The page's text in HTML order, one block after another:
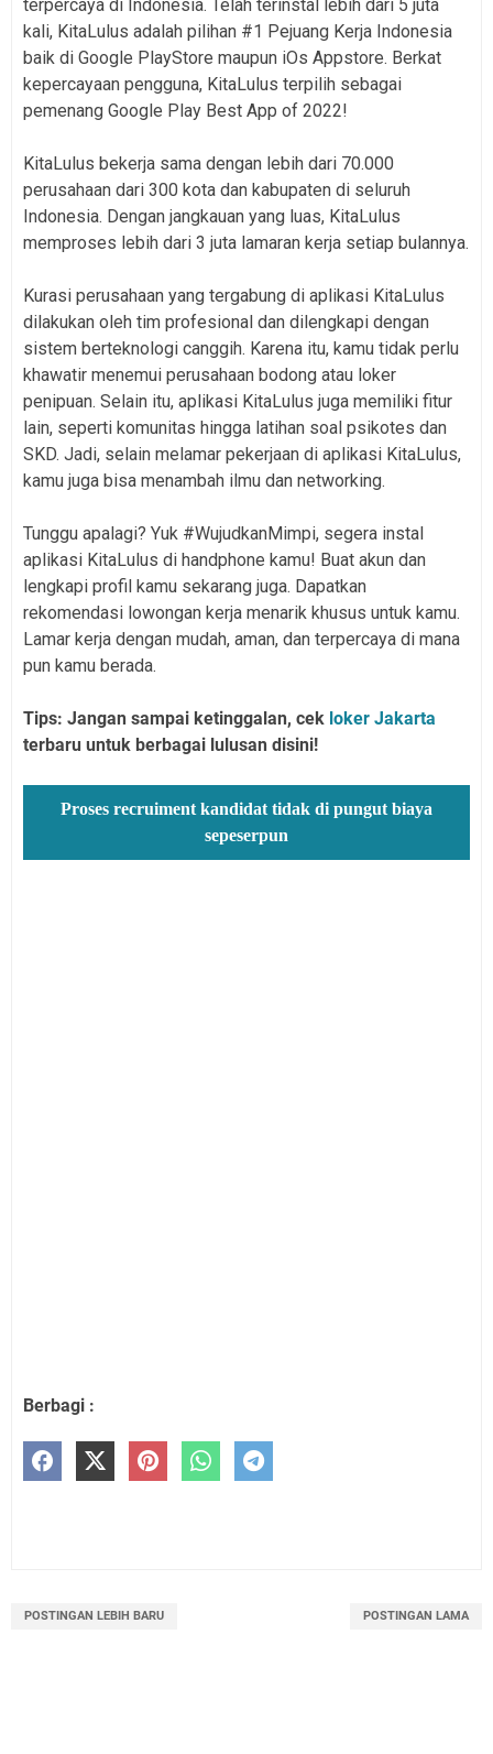
terpercaya di Indonesia. Telah terinstal lebih dari 5 juta
kali, KitaLulus adalah pilihan #1 Pejuang Kerja Indonesia
baik di Google PlayStore maupun iOs Appstore. Berkat
kepercayaan pengguna, KitaLulus terpilih sebagai
pemenang Google Play Best App of 2022!
KitaLulus bekerja sama dengan lebih dari 70.000
perusahaan dari 300 kota dan kabupaten di seluruh
Indonesia. Dengan jangkauan yang luas, KitaLulus
memproses lebih dari 3 juta lamaran kerja setiap bulannya.
Kurasi perusahaan yang tergabung di aplikasi KitaLulus
dilakukan oleh tim profesional dan dilengkapi dengan
sistem berteknologi canggih. Karena itu, kamu tidak perlu
khawatir menemui perusahaan bodong atau loker
penipuan. Selain itu, aplikasi KitaLulus juga memiliki fitur
lain, seperti komunitas hingga latihan soal psikotes dan
SKD. Jadi, selain melamar pekerjaan di aplikasi KitaLulus,
kamu juga bisa menambah ilmu dan networking.
Tunggu apalagi? Yuk #WujudkanMimpi, segera instal
aplikasi KitaLulus di handphone kamu! Buat akun dan
lengkapi profil kamu sekarang juga. Dapatkan
rekomendasi lowongan kerja menarik khusus untuk kamu.
Lamar kerja dengan mudah, aman, dan terpercaya di mana
pun kamu berada.
Tips: Jangan sampai ketinggalan, cek loker Jakarta
terbaru untuk berbagai lulusan disini!
Proses recruiment kandidat tidak di pungut biaya
sepeserpun
Berbagi :
POSTINGAN LEBIH BARU POSTINGAN LAMA